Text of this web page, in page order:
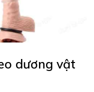
dương vật